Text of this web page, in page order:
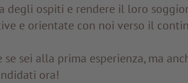
degli ospiti e rendere il loro
e orientate con noi verso il
sei alla prima esperienza, ma
ora!